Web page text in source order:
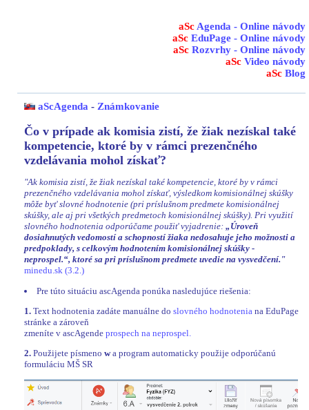
aSc Agenda - Online návody
aSc EduPage - Online návody
aSc Rozvrhy - Online návody
aSc Video návody
aSc Blog
aScAgenda - Známkovanie
Čo v prípade ak komisia zistí, že žiak nezískal také
kompetencie, ktoré by v rámci prezenčného
vzdelávania mohol získať?
"Ak komisia zistí, že žiak nezískal také kompetencie, ktoré by v rámci
prezenčného vzdelávania mohol získať, výsledkom komisionálnej skúšky
môže byť slovné hodnotenie (pri príslušnom predmete komisionálnej
skúšky, ale aj pri všetkých predmetoch komisionálnej skúšky). Pri využití
slovného hodnotenia odporúčame použiť vyjadrenie: „Úroveň
dosiahnutých vedomostí a schopností žiaka nedosahuje jeho možnosti a
predpoklady, s celkovým hodnotením komisionálnej skúšky -
neprospel.“, ktoré sa pri príslušnom predmete uvedie na vysvedčení."
minedu.sk (3.2.)
Pre túto situáciu ascAgenda ponúka nasledujúce riešenia:
1. Text hodnotenia zadáte manuálne do slovného hodnotenia na EduPage
stránke a zároveň
zmeníte v ascAgende prospech na neprospel.
2. Použijete písmeno wa program automaticky použije odporúčanú
formuláciu MŠ SR